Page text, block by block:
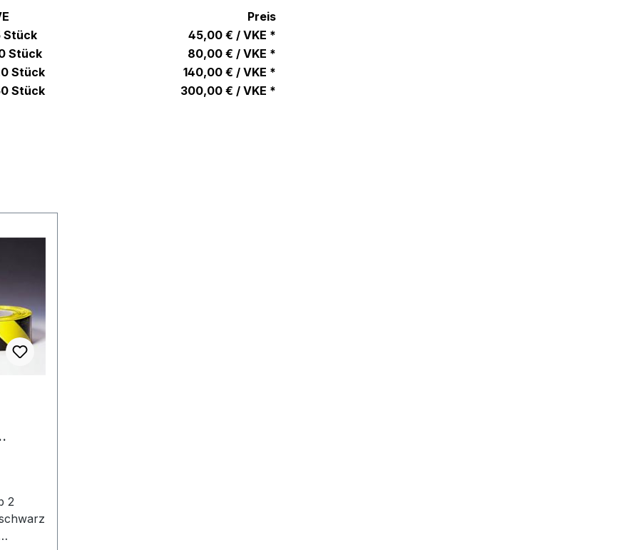
Preis
Stück
45,00 € / VKE *
Stück
80,00 € / VKE *
Stück
140,00 € / VKE *
Stück 300,00 € / VKE *
2